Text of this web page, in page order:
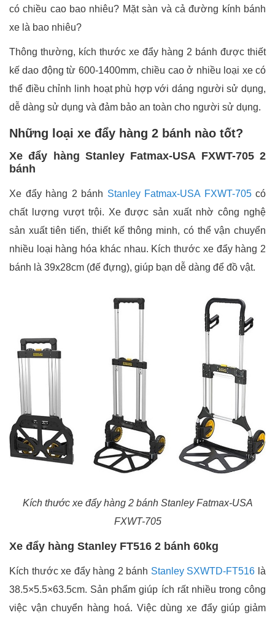
có chiều cao bao nhiêu? Mặt sàn và cả đường kính bánh
xe là bao nhiêu?
Thông thường, kích thước xe đẩy hàng 2 bánh được thiết
kế dao động từ 600-1400mm, chiều cao ở nhiều loại xe có
thể điều chỉnh linh hoạt phù hợp với dáng người sử dụng,
dễ dàng sử dụng và đảm bảo an toàn cho người sử dụng.
Những loại xe đẩy hàng 2 bánh nào tốt?
Xe đẩy hàng Stanley Fatmax-USA FXWT-705 2
bánh
Xe đẩy hàng 2 bánh Stanley Fatmax-USA FXWT-705có
chất lượng vượt trội. Xe được sản xuất nhờ công nghệ
sản xuất tiên tiến, thiết kế thông minh, có thể vận chuyển
nhiều loại hàng hóa khác nhau. Kích thước xe đẩy hàng 2
bánh là 39x28cm (đế đựng), giúp bạn dễ dàng để đồ vật.
Kích thước xe đẩy hàng 2 bánh Stanley Fatmax-USA
FXWT-705
Xe đẩy hàng Stanley FT516 2 bánh 60kg
Kích thước xe đẩy hàng 2 bánh Stanley SXWTD-FT516 là
38.5×5.5×63.5cm. Sản phẩm giúp ích rất nhiều trong công
việc vận chuyển hàng hoá. Việc dùng xe đẩy giúp giảm